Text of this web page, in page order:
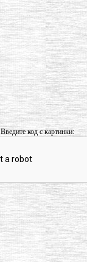
Введите код с картинки: